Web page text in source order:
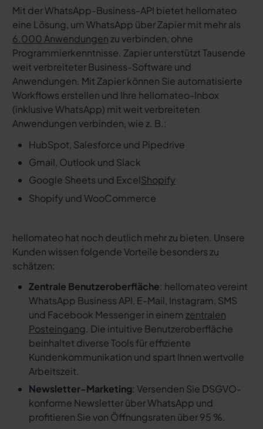
Mit der WhatsApp-Business-API bietet hellomateo
eine Lösung, um WhatsApp über Zapier mit mehr als
6.000 Anwendungenzu verbinden, ohne
Programmierkenntnisse. Zapier unterstützt Tausende
weit verbreiteter Business-Software und
Anwendungen. Mit Zapier können Sie automatisierte
Workflows erstellen und Ihre hellomateo-Inbox
(inklusive WhatsApp) mit weit verbreiteten
Anwendungen verbinden, wie z. B.:
HubSpot, Salesforce und Pipedrive
Gmail, Outlook und Slack
Google Sheets und ExcelShopify
Shopify und WooCommerce
hellomateo hat noch deutlich mehr zu bieten. Unsere
Kunden wissen folgende Vorteile besonders zu
schätzen:
Zentrale Benutzeroberfläche: hellomateo vereint
WhatsApp Business API, E-Mail, Instagram, SMS
und Facebook Messenger in einem zentralen
Posteingang. Die intuitive Benutzeroberfläche
beinhaltet diverse Tools für effiziente
Kundenkommunikation und spart Ihnen wertvolle
Arbeitszeit.
Newsletter-Marketing: Versenden Sie DSGVO-
konforme Newsletter über WhatsApp und
profitieren Sie von Öffnungsraten über 95 %.